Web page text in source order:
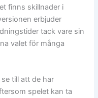
finns skillnader i
erbjuder
tack vare sin
valet för många
till att de har
spelet kan ta